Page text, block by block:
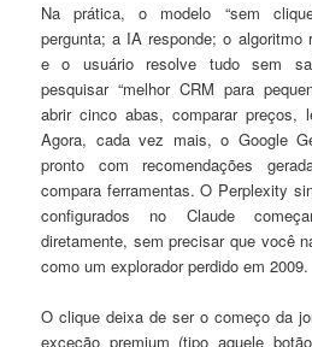
Na prática, o modelo “sem
pergunta; a IA responde; o algoritmo
e o usuário resolve tudo sem
pesquisar “melhor CRM para
abrir cinco abas, comparar preços,
Agora, cada vez mais, o Google
pronto com recomendações
compara ferramentas. O Perplexity
configurados no Claude
diretamente, sem precisar que você
como um explorador perdido em 2009.
O clique deixa de ser o começo da
exceção premium (tipo aquele